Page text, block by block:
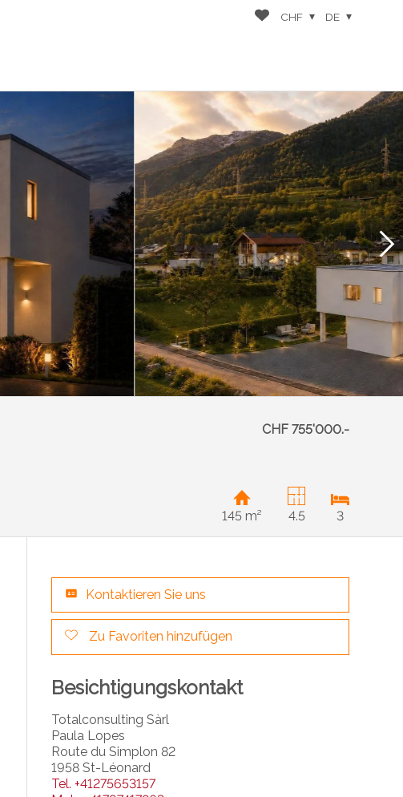
CHF DE
CHF 755'000.-
145 m²
4.5 3
Kontaktieren Sie uns
Zu Favoriten hinzufügen
Besichtigungskontakt
Totalconsulting Sàrl
Paula Lopes
Route du Simplon 82
1958 St-Léonard
Tel. +41275653157